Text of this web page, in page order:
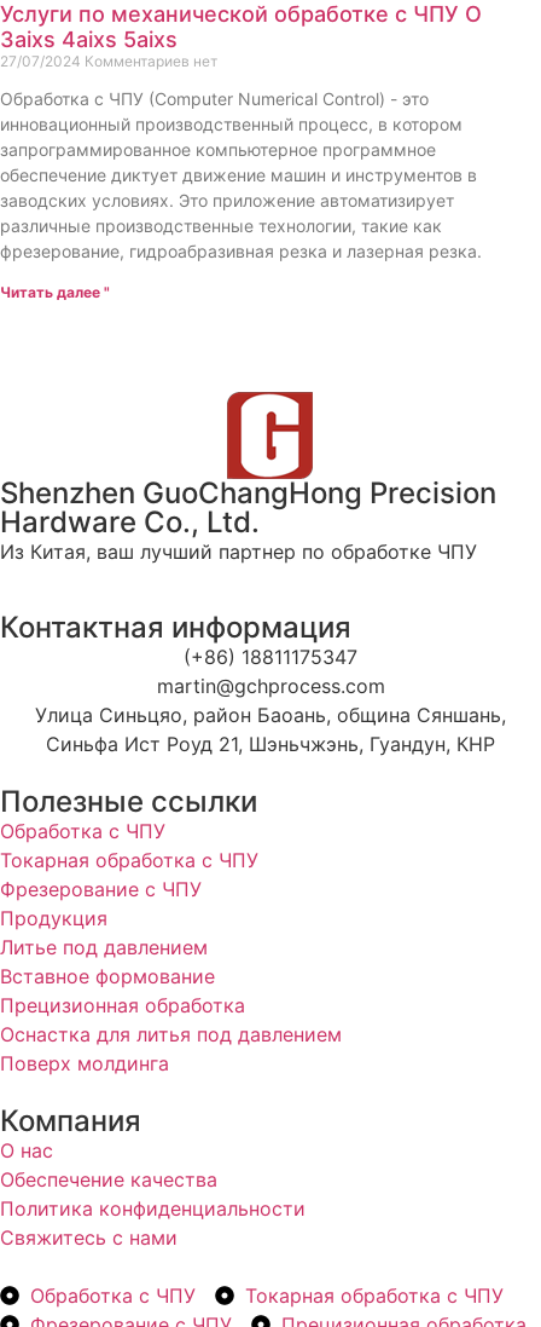
Услуги по механической обработке с ЧПУ О
3aixs 4aixs 5aixs
27/07/2024 Комментариев нет
Обработка с ЧПУ (Computer Numerical Control) - это
инновационный производственный процесс, в котором
запрограммированное компьютерное программное
обеспечение диктует движение машин и инструментов в
заводских условиях. Это приложение автоматизирует
различные производственные технологии, такие как
фрезерование, гидроабразивная резка и лазерная резка.
Читать далее "
Shenzhen GuoChangHong Precision
Hardware Co., Ltd.
Из Китая, ваш лучший партнер по обработке ЧПУ
Контактная информация
(+86) 18811175347
martin@gchprocess.com
Улица Синьцяо, район Баоань, община Сяншань,
Синьфа Ист Роуд 21, Шэньчжэнь, Гуандун, КНР
Полезные ссылки
Обработка с ЧПУ
Токарная обработка с ЧПУ
Фрезерование с ЧПУ
Продукция
Литье под давлением
Вставное формование
Прецизионная обработка
Оснастка для литья под давлением
Поверх молдинга
Компания
О нас
Обеспечение качества
Политика конфиденциальности
Свяжитесь с нами
Обработка с ЧПУ
Токарная обработка с ЧПУ